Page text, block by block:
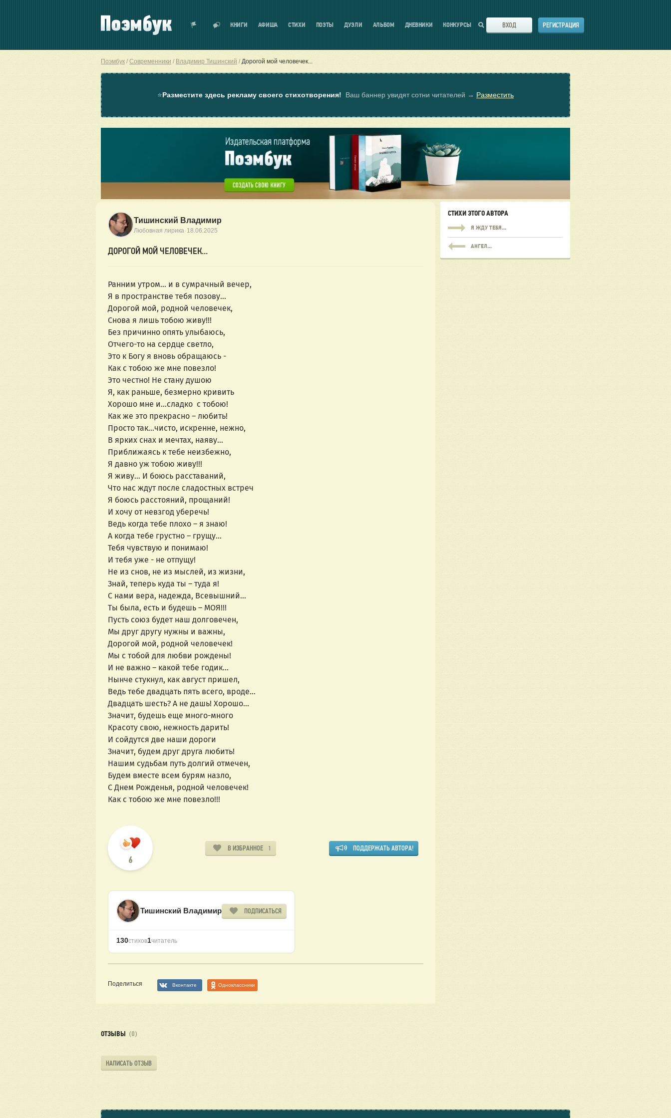
КНИГИ АФИША СТИХИ ПОЭТЫ ДУЭЛИ АЛЬБОМ ДНЕВНИКИ КОНКУРСЫ ВХОД РЕГИСТРАЦИЯ
Поэмбук Современники Владимир Тишинский Дорогой мой человечек...
⭐Разместите здесь рекламу своего стихотворения! Ваш баннер увидят сотни читателей → Разместить
Тишинский Владимир
Любовная лирика· 18.06.2025
ДОРОГОЙ МОЙ ЧЕЛОВЕЧЕК...
Ранним утром… и в сумрачный вечер,
Я в пространстве тебя позову…
Дорогой мой, родной человечек,
Снова я лишь тобою живу!!!
Без причинно опять улыбаюсь,
Отчего-то на сердце светло,
Это к Богу я вновь обращаюсь -
Как с тобою же мне повезло!
Это честно! Не стану душою
Я, как раньше, безмерно кривить
Хорошо мне и…сладко  с тобою!
Как же это прекрасно – любить!
Просто так…чисто, искренне, нежно,
В ярких снах и мечтах, наяву…
Приближаясь к тебе неизбежно,
Я давно уж тобою живу!!!
Я живу… И боюсь расставаний,
Что нас ждут после сладостных встреч
Я боюсь расстояний, прощаний!
И хочу от невзгод уберечь!
Ведь когда тебе плохо – я знаю!
А когда тебе грустно – грущу…
Тебя чувствую и понимаю!
И тебя уже - не отпущу!
Не из снов, не из мыслей, из жизни,
Знай, теперь куда ты – туда я!
С нами вера, надежда, Всевышний…
Ты была, есть и будешь – МОЯ!!!
Пусть союз будет наш долговечен,
Мы друг другу нужны и важны,
Дорогой мой, родной человечек!
Мы с тобой для любви рождены!
И не важно – какой тебе годик…
Нынче стукнул, как август пришел,
Ведь тебе двадцать пять всего, вроде…
Двадцать шесть? А не дашь! Хорошо…
Значит, будешь еще много-много
Красоту свою, нежность дарить!
И сойдутся две наши дороги
Значит, будем друг друга любить!
Нашим судьбам путь долгий отмечен,
Будем вместе всем бурям назло,
С Днем Рожденья, родной человечек!
Как с тобою же мне повезло!!!
6
В ИЗБРАННОЕ 1 ПОДДЕРЖАТЬ АВТОРА!
Тишинский Владимир ПОДПИСАТЬСЯ
130стихов1читатель
Поделиться Вконтакте Одноклассники
СТИХИ ЭТОГО АВТОРА
Я ЖДУ ТЕБЯ...
АНГЕЛ...
ОТЗЫВЫ (0)
НАПИСАТЬ ОТЗЫВ